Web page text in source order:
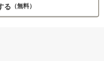
る （無料）